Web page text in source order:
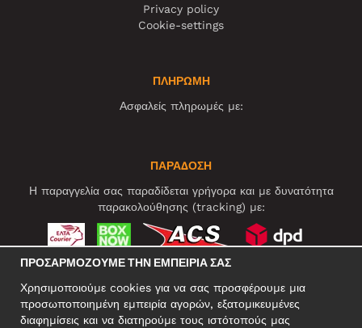
Privacy policy
Cookie-settings
ΠΛΗΡΩΜΗ
Ασφαλείς πληρωμές με:
ΠΑΡΑΔΟΣΗ
Η παραγγελία σας παραδίδεται γρήγορα και με δυνατότητα
παρακολούθησης (tracking) με:
ΠΡΟΣΑΡΜΌΖΟΥΜΕ ΤΗΝ ΕΜΠΕΙΡΊΑ ΣΑΣ
Χρησιμοποιούμε cookies για να σας προσφέρουμε μια
προσωποποιημένη εμπειρία αγορών, εξατομικευμένες
διαφημίσεις και να διατηρούμε τους ιστότοπούς μας